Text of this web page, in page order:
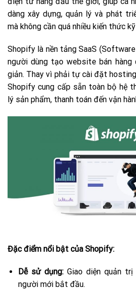
dàng xây dựng, quản lý và phát
mà không cần quá nhiều kiến thức
Shopify là nền tảng SaaS
người dùng tạo website bán
giản. Thay vì phải tự cài đặt
Shopify cung cấp sẵn toàn bộ hệ
lý sản phẩm, thanh toán đến vận
Đặc điểm nổi bật của Shopify:
Dễ sử dụng:Giao diện quản trị
người mới bắt đầu.